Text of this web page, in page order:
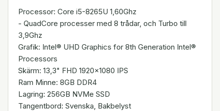
Processor: Core i5-8265U 1,60Ghz
- QuadCore processer med 8 trådar, och Turbo till
3,9Ghz
Grafik: Intel® UHD Graphics for 8th Generation Intel®
Processors
Skärm: 13,3" FHD 1920x1080 IPS
Ram Minne: 8GB DDR4
Lagring: 256GB NVMe SSD
Tangentbord: Svenska, Bakbelyst